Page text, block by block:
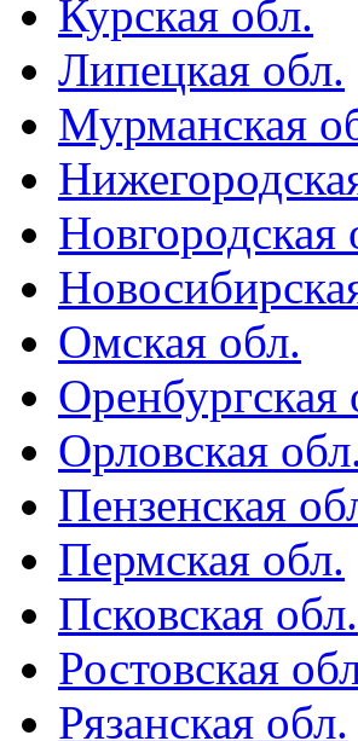
Курская обл.
Липецкая обл.
Мурманская
Новгородская
Омская обл.
Оренбургская
Орловская
Пензенская
Пермская обл.
Псковская обл.
Ростовская
Рязанская обл.